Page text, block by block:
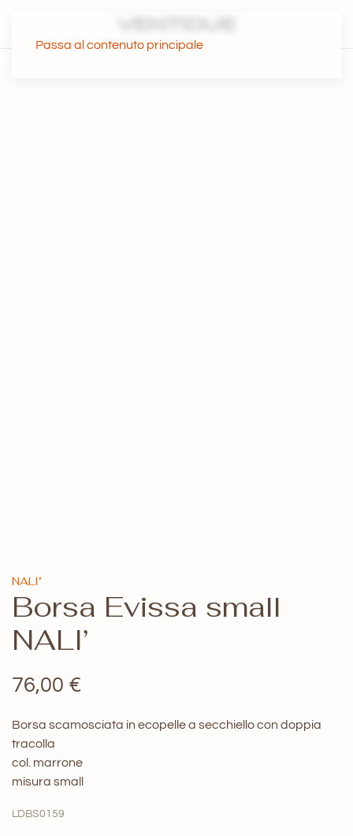
Passa al contenuto principale
NALI’
Borsa Evissa small
NALI’
76,00 €
Borsa scamosciata in ecopelle a secchiello con doppia
tracolla
col. marrone
misura small
LDBS0159